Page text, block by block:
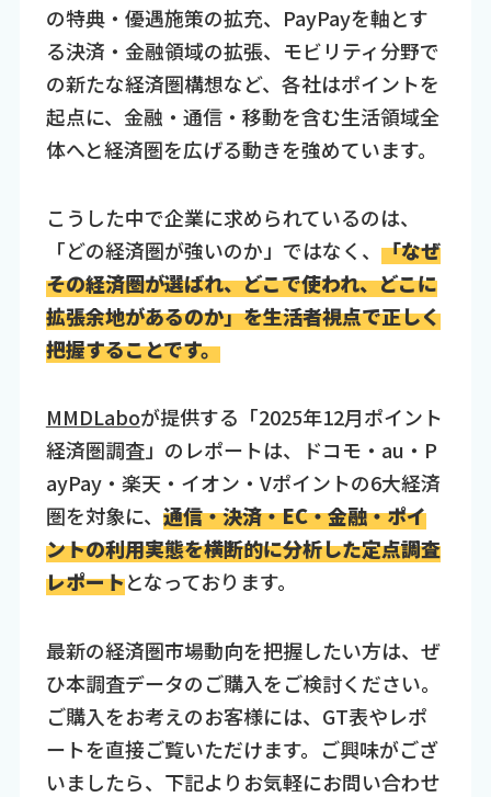
の特典・優遇施策の拡充、PayPayを軸とす
る決済・金融領域の拡張、モビリティ分野で
の新たな経済圏構想など、各社はポイントを
起点に、金融・通信・移動を含む生活領域全
体へと経済圏を広げる動きを強めています。
こうした中で企業に求められているのは、
「どの経済圏が強いのか」ではなく、 「なぜ
その経済圏が選ばれ、どこで使われ、どこに
拡張余地があるのか」を生活者視点で正しく
把握することです。
MMDLaboが提供する「2025年12月ポイント
経済圏調査」のレポートは、ドコモ・au・P
ayPay・楽天・イオン・Vポイントの6大経済
圏を対象に、 通信・決済・EC・金融・ポイ
ントの利用実態を横断的に分析した定点調査
レポートとなっております。
最新の経済圏市場動向を把握したい方は、ぜ
ひ本調査データのご購入をご検討ください。
ご購入をお考えのお客様には、GT表やレポ
ートを直接ご覧いただけます。ご興味がござ
いましたら、下記よりお気軽にお問い合わせ